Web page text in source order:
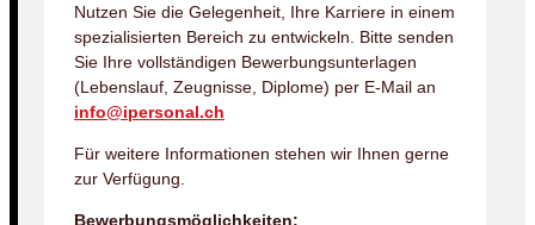
Nutzen Sie die Gelegenheit, Ihre Karriere in einem
spezialisierten Bereich zu entwickeln. Bitte senden
Sie Ihre vollständigen Bewerbungsunterlagen
(Lebenslauf, Zeugnisse, Diplome) per E-Mail an
info@ipersonal.ch
Für weitere Informationen stehen wir Ihnen gerne
zur Verfügung.
Bewerbungsmöglichkeiten: